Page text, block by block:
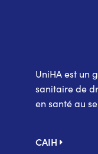
UniHA est un
sanitaire de
en santé au
de
CAIH